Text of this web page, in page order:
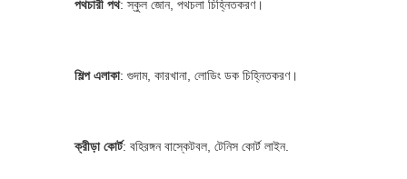
পথচারী পথ: স্কুল জোন, পথচলা চিহ্নিতকরণ।
শিল্প এলাকা: গুদাম, কারখানা, লোডিং ডক চিহ্নিতকরণ।
ক্রীড়া কোর্ট: বহিরঙ্গন বাস্কেটবল, টেনিস কোর্ট লাইন.